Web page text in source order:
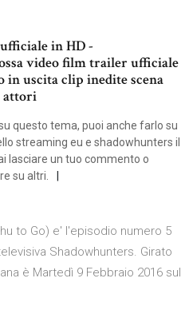
in HD -
video film trailer ufficiale
in uscita clip inedite scena
attori
questo tema, puoi anche farlo su
streaming eu e shadowhunters il
lasciare un tuo commento o
su altri.
to Go) e' l'episodio numero 5
Shadowhunters. Girato
è Martedì 9 Febbraio 2016 sul